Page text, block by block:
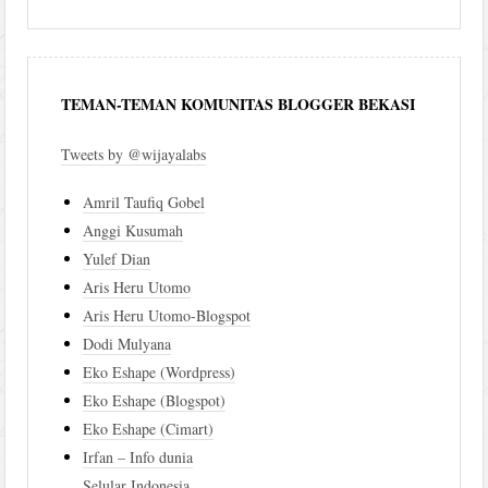
TEMAN-TEMAN KOMUNITAS BLOGGER BEKASI
Tweets by @wijayalabs
Amril Taufiq Gobel
Anggi Kusumah
Yulef Dian
Aris Heru Utomo
Aris Heru Utomo-Blogspot
Dodi Mulyana
Eko Eshape (Wordpress)
Eko Eshape (Blogspot)
Eko Eshape (Cimart)
Irfan – Info dunia